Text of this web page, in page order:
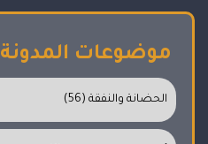
موضوعات المدونة
الحضانة والنفقة (56)